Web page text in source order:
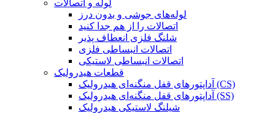
لوله و اتصالات
لوله‌های جوشی و بدون درز
اتصالات را از هم جدا کنید
شلنگ فلزی انعطاف پذیر
اتصالات انبساطی فلزی
اتصالات انبساطی لاستیکی
قطعات هیدرولیک
آداپتورهای قفل منگنه‌ای هیدرولیک (CS)
آداپتورهای قفل منگنه‌ای هیدرولیک (SS)
شیلنگ لاستیکی هیدرولیک